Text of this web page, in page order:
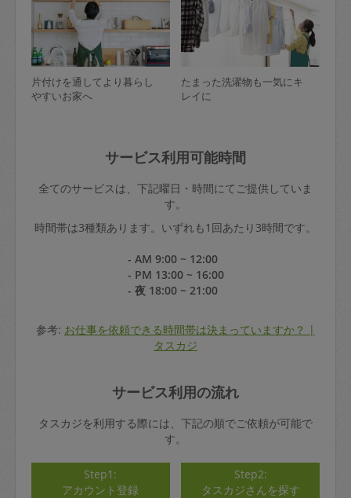
片付けを通してより暮らし
やすいお家へ
たまった洗濯物も一気にキ
レイに
サービス利用可能時間
全てのサービスは、下記曜日・時間にてご提供していま
す。
時間帯は3種類あります。いずれも1回あたり3時間です。
- AM 9:00 ~ 12:00
- PM 13:00 ~ 16:00
- 夜 18:00 ~ 21:00
参考: お仕事を依頼できる時間帯は決まっていますか？ |
タスカジ
サービス利用の流れ
タスカジを利用する際には、下記の順でご依頼が可能で
す。
Step1:
アカウント登録
Step2:
タスカジさんを探す